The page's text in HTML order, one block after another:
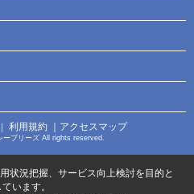
利用規約 ｜アクセスマップ
ーブリーズ All rights reserved.
状況把握、サービス向上検討を目的と
います。